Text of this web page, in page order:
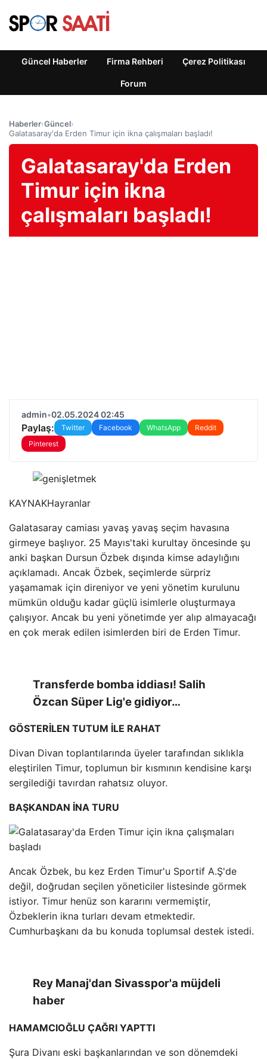
Güncel Haberler Firma Rehberi Çerez Politikası
Forum
Haberler›Güncel›
Galatasaray'da Erden Timur için ikna çalışmaları başladı!
Galatasaray'da Erden
Timur için ikna
çalışmaları başladı!
admin•02.05.2024 02:45
Paylaş: Twitter Facebook WhatsApp
Reddit
Pinterest
KAYNAKHayranlar
Galatasaray camiası yavaş yavaş seçim havasına
girmeye başlıyor. 25 Mayıs'taki kurultay öncesinde şu
anki başkan Dursun Özbek dışında kimse adaylığını
açıklamadı. Ancak Özbek, seçimlerde sürpriz
yaşamamak için direniyor ve yeni yönetim kurulunu
mümkün olduğu kadar güçlü isimlerle oluşturmaya
çalışıyor. Ancak bu yeni yönetimde yer alıp almayacağı
en çok merak edilen isimlerden biri de Erden Timur.
Transferde bomba iddiası! Salih
Özcan Süper Lig'e gidiyor…
GÖSTERİLEN TUTUM İLE RAHAT
Divan Divan toplantılarında üyeler tarafından sıklıkla
eleştirilen Timur, toplumun bir kısmının kendisine karşı
sergilediği tavırdan rahatsız oluyor.
BAŞKANDAN İNA TURU
Ancak Özbek, bu kez Erden Timur'u Sportif A.Ş'de
değil, doğrudan seçilen yöneticiler listesinde görmek
istiyor. Timur henüz son kararını vermemiştir,
Özbeklerin ikna turları devam etmektedir.
Cumhurbaşkanı da bu konuda toplumsal destek istedi.
Rey Manaj'dan Sivasspor'a müjdeli
haber
HAMAMCIOĞLU ÇAĞRI YAPTTI
Şura Divanı eski başkanlarından ve son dönemdeki